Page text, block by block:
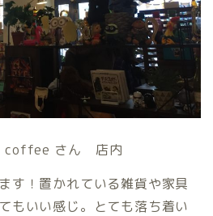
coffee さん 店内
す！置かれている雑貨や家具
もいい感じ。とても落ち着い